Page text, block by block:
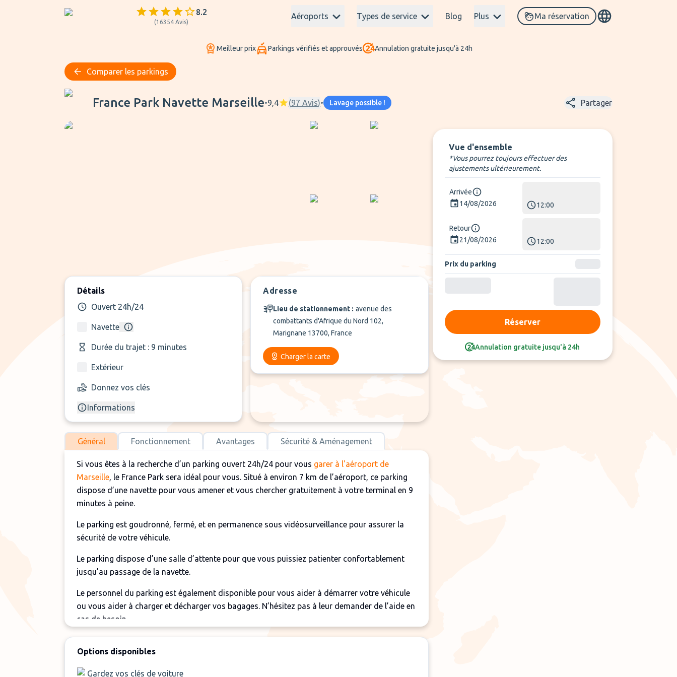
8.2
(16354 Avis)
Aéroports Types de service Blog Plus Ma réservation
Meilleur prix Parkings vérifiés et approuvés Annulation gratuite jusqu'à 24h
Comparer les parkings
France Park Navette Marseille
France Park Navette Marseille•9,4 (97 Avis)• Lavage possible ! Partager
Détails
Ouvert 24h/24
Navette
Durée du trajet : 9 minutes
Extérieur
Donnez vos clés
Informations
Adresse
Lieu de stationnement : avenue des
combattants d'Afrique du Nord 102,
Marignane 13700, France
Charger la carte
Général Fonctionnement Avantages Sécurité & Aménagement
Si vous êtes à la recherche d’un parking ouvert 24h/24 pour vous garer à l'aéroport de
Marseille, le France Park sera idéal pour vous. Situé à environ 7 km de l’aéroport, ce parking
dispose d’une navette pour vous amener et vous chercher gratuitement à votre terminal en 9
minutes à peine.
Le parking est goudronné, fermé, et en permanence sous vidéosurveillance pour assurer la
sécurité de votre véhicule.
Le parking dispose d’une salle d’attente pour que vous puissiez patienter confortablement
jusqu’au passage de la navette.
Le personnel du parking est également disponible pour vous aider à démarrer votre véhicule
ou vous aider à charger et décharger vos bagages. N’hésitez pas à leur demander de l’aide en
cas de besoin.
Important
Options disponibles
Gardez vos clés de voiture
Vue d'ensemble
*Vous pourrez toujours effectuer des
ajustements ultérieurement.
Arrivée
14/08/2026
12:00
Retour
21/08/2026
12:00
Prix du parking
Réserver
Annulation gratuite jusqu'à 24h